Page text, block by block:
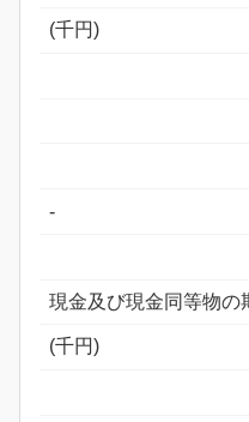
(千円)
-
現金及び現金同等物の
(千円)